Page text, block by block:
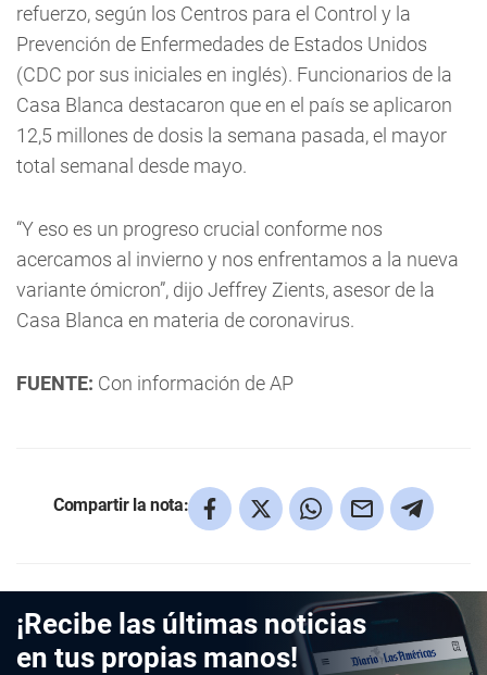
refuerzo, según los Centros para el Control y la
Prevención de Enfermedades de Estados Unidos
(CDC por sus iniciales en inglés). Funcionarios de la
Casa Blanca destacaron que en el país se aplicaron
12,5 millones de dosis la semana pasada, el mayor
total semanal desde mayo.
“Y eso es un progreso crucial conforme nos
acercamos al invierno y nos enfrentamos a la nueva
variante ómicron”, dijo Jeffrey Zients, asesor de la
Casa Blanca en materia de coronavirus.
FUENTE: Con información de AP
Compartir la nota:
¡Recibe las últimas noticias
en tus propias manos!